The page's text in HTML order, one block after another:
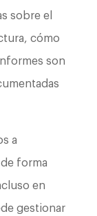
sobre el
cómo
son
a
forma
en
gestionar